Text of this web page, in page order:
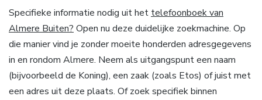
Specifieke informatie nodig uit het telefoonboek van
Almere Buiten? Open nu deze duidelijke zoekmachine. Op
die manier vind je zonder moeite honderden adresgegevens
in en rondom Almere. Neem als uitgangspunt een naam
(bijvoorbeeld de Koning), een zaak (zoals Etos) of juist met
een adres uit deze plaats. Of zoek specifiek binnen